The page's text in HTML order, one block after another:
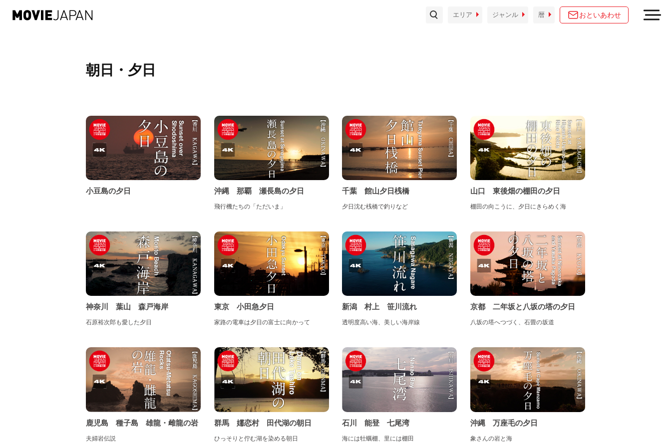
エリア ジャンル 暦 おといあわせ
体験 しごと あそび たべもの
三重県 滋賀県 京都府 大阪府 兵庫県 奈良県
和歌山県
中国地方
鳥取県 島根県 広島県 山口県
四国地方
徳島県 香川県 愛媛県 高知県
九州・沖縄地方
福岡県 佐賀県 長崎県 熊本県 大分県 宮崎県
鹿児島県 沖縄県
朝日・夕日
小豆島の夕日 沖縄 那覇 瀬長島の夕日
飛行機たちの「ただいま」
千葉 館山夕日桟橋
夕日沈む桟橋で釣りなど
山口 東後畑の棚田の夕日
棚田の向こうに、夕日にきらめく海
神奈川 葉山 森戸海岸
石原裕次郎も愛した夕日
東京 小田急夕日
家路の電車は夕日の富士に向かって
新潟 村上 笹川流れ
透明度高い海、美しい海岸線
京都 二年坂と八坂の塔の夕日
八坂の塔へつづく、石畳の坂道
鹿児島 種子島 雄龍・雌龍の岩
夫婦岩伝説
群馬 嬬恋村 田代湖の朝日
ひっそりと佇む湖を染める朝日
石川 能登 七尾湾
海には牡蠣棚、里には棚田
沖縄 万座毛の夕日
象さんの岩と海